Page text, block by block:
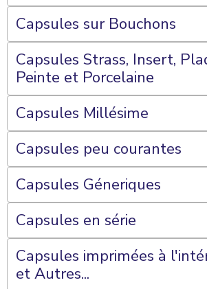
Capsules sur Bouchons
Capsules Strass, Insert,
Peinte et Porcelaine
Capsules Millésime
Capsules peu courantes
Capsules Géneriques
Capsules en série
Capsules imprimées à
et Autres...